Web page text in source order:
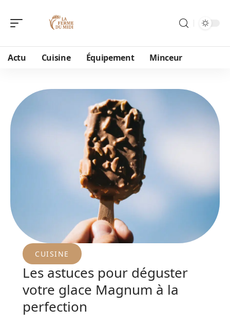
Actu Cuisine Équipement Minceur
CUISINE
Les astuces pour déguster
votre glace Magnum à la
perfection